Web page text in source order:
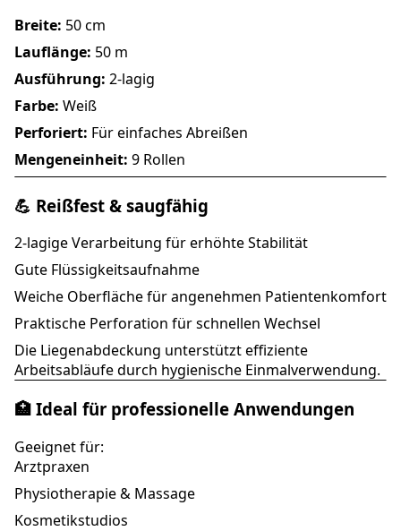
Breite: 50 cm
Lauflänge: 50 m
Ausführung: 2-lagig
Farbe: Weiß
Perforiert: Für einfaches Abreißen
Mengeneinheit: 9 Rollen
💪 Reißfest & saugfähig
2-lagige Verarbeitung für erhöhte Stabilität
Gute Flüssigkeitsaufnahme
Weiche Oberfläche für angenehmen Patientenkomfort
Praktische Perforation für schnellen Wechsel
Die Liegenabdeckung unterstützt effiziente
Arbeitsabläufe durch hygienische Einmalverwendung.
🏥 Ideal für professionelle Anwendungen
Geeignet für:
Arztpraxen
Physiotherapie & Massage
Kosmetikstudios